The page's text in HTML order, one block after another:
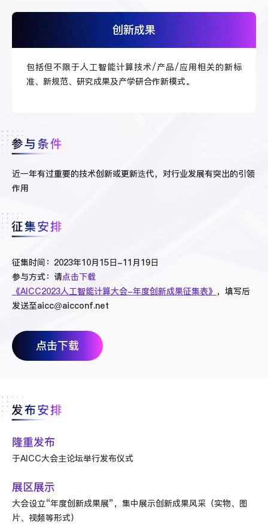
创新成果
包括但不限于人工智能计算技术/产品/应用相关的新标
准、新规范、研究成果及产学研合作新模式。
近一年有过重要的技术创新或更新迭代，对行业发展有突出的引领
作用
征集时间：2023年10月15日-11月19日
参与方式：请点击下载
《AICC2023人工智能计算大会-年度创新成果征集表》 ，填写后
发送至aicc@aicconf.net
点击下载
隆重发布
于AICC大会主论坛举行发布仪式
展区展示
大会设立“年度创新成果展”，集中展示创新成果风采（实物、图
片、视频等形式）